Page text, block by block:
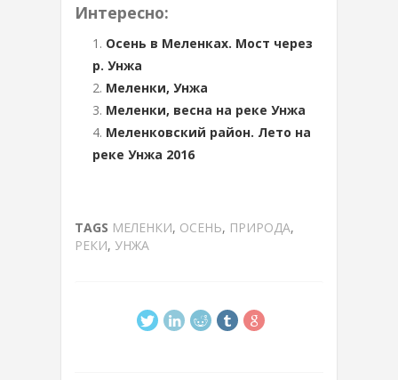
Интересно:
Осень в Меленках. Мост через
р. Унжа
Меленки, Унжа
Меленки, весна на реке Унжа
Меленковский район. Лето на
реке Унжа 2016
TAGS МЕЛЕНКИ, ОСЕНЬ, ПРИРОДА,
РЕКИ, УНЖА